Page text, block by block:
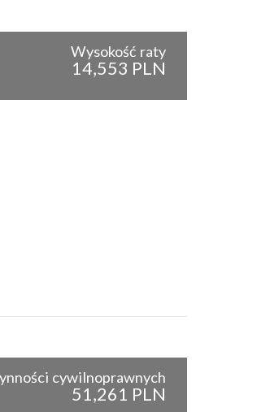
Wysokość raty
14,553 PLN
cywilnoprawnych
51,261 PLN